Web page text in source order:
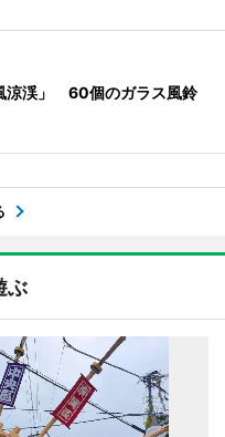
涼渓」 60個のガラス風鈴
ぶ